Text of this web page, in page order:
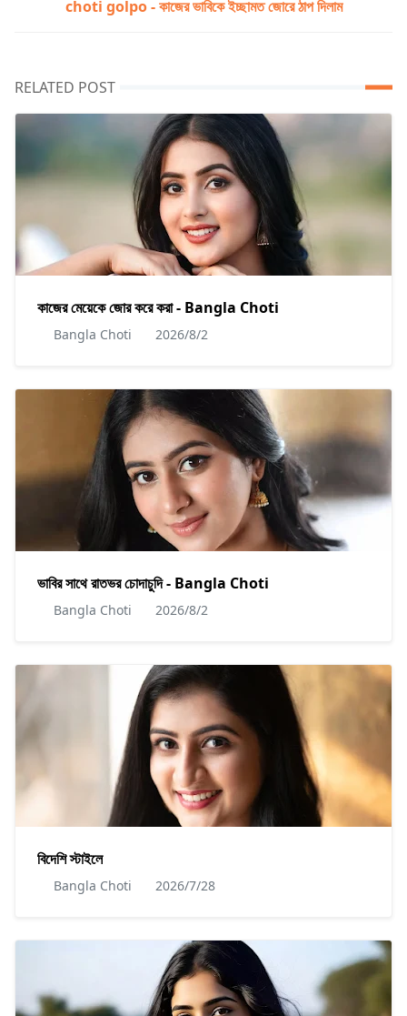
choti golpo - কাজের ভাবিকে ইচ্ছামত জোরে ঠাপ দিলাম
RELATED POST
কাজের মেয়েকে জোর করে করা - Bangla Choti
Bangla Choti 2026/8/2
ভাবির সাথে রাতভর চোদাচুদি - Bangla Choti
Bangla Choti 2026/8/2
বিদেশি স্টাইলে
Bangla Choti 2026/7/28